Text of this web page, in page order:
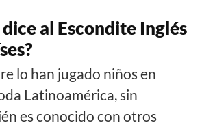
dice al Escondite Inglés
lo han jugado niños en
Latinoamérica, sin
es conocido con otros